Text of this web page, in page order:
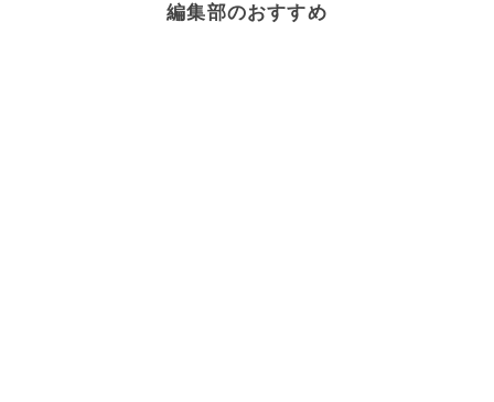
編集部のおすすめ